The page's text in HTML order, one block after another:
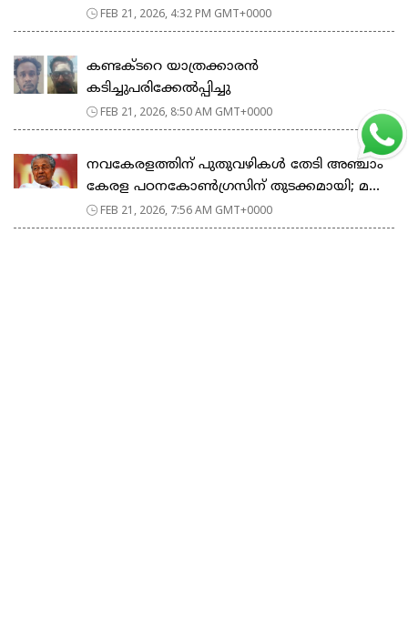
FEB 21, 2026, 4:32 PM GMT+0000
കണ്ടക്ടറെ യാത്രക്കാരൻ
കടിച്ചുപരിക്കേൽപ്പിച്ചു
FEB 21, 2026, 8:50 AM GMT+0000
നവകേരളത്തിന് പുതുവഴികൾ തേടി അഞ്ചാം
കേരള പഠനകോൺഗ്രസിന് തുടക്കമായി; മ...
FEB 21, 2026, 7:56 AM GMT+0000